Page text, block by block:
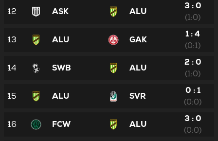
12 ASK ALU
3 : 0
(1:0)
13 ALU GAK
1 : 4
(0:1)
14 SWB ALU
2 : 0
(1:0)
15 ALU SVR
0 : 1
(0:0)
16 FCW ALU
3 : 0
(0:0)